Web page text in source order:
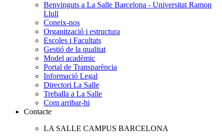
Benvinguts a La Salle Barcelona - Universitat Ramon
Llull
Coneix-nos
Organització i estructura
Escoles i Facultats
Gestió de la qualitat
Model acadèmic
Portal de Transparència
Informació Legal
Directori La Salle
Treballa a La Salle
Com arribar-hi
Contacte
LA SALLE CAMPUS BARCELONA